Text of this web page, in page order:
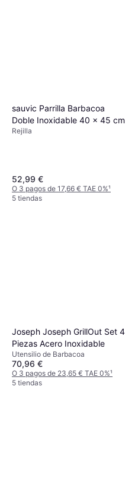
sauvic Parrilla Barbacoa
Doble Inoxidable 40 x 45 cm
Rejilla
52,99 €
O 3 pagos de 17,66 € TAE 0%¹
5 tiendas
Joseph Joseph GrillOut Set 4
Piezas Acero Inoxidable
Utensilio de Barbacoa
70,96 €
O 3 pagos de 23,65 € TAE 0%¹
5 tiendas